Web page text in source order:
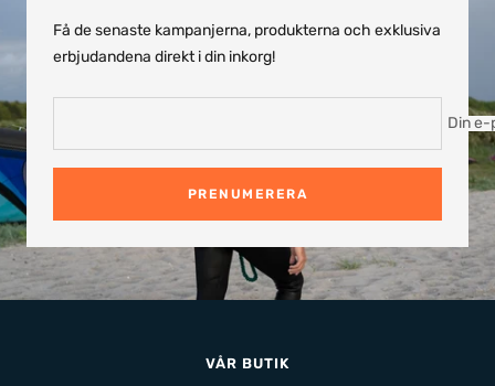
Få de senaste kampanjerna, produkterna och exklusiva
erbjudandena direkt i din inkorg!
Din e-
PRENUMERERA
VÅR BUTIK